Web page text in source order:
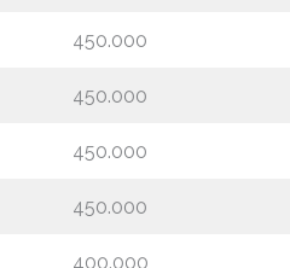
450.000
450.000
450.000
450.000
400.000